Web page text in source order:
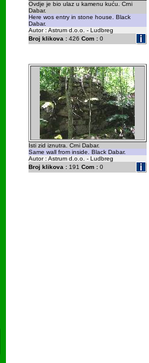
Ovdje je bio ulaz u kamenu kuću. Crni
Dabar.
Here wos entry in stone house. Black
Dabar.
Autor : Astrum d.o.o. - Ludbreg
Broj klikova :426 Com :0
Isti zid iznutra. Crni Dabar.
Same wall from inside. Black Dabar.
Autor : Astrum d.o.o. - Ludbreg
Broj klikova :191 Com :0